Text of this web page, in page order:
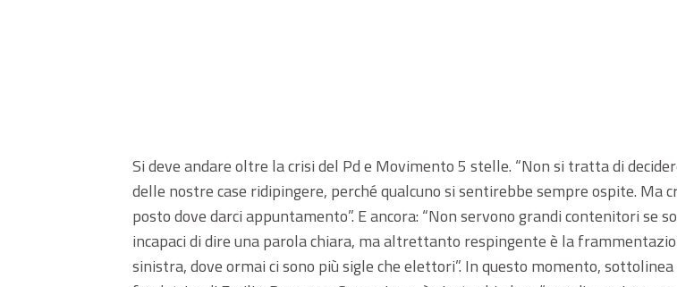
Si deve andare oltre la crisi del Pd e Movimento 5 stelle. “Non si tratta di
delle nostre case ridipingere, perché qualcuno si sentirebbe sempre ospite. Ma
posto dove darci appuntamento”. E ancora: “Non servono grandi contenitori se
incapaci di dire una parola chiara, ma altrettanto respingente è la
sinistra, dove ormai ci sono più sigle che elettori”. In questo momento,